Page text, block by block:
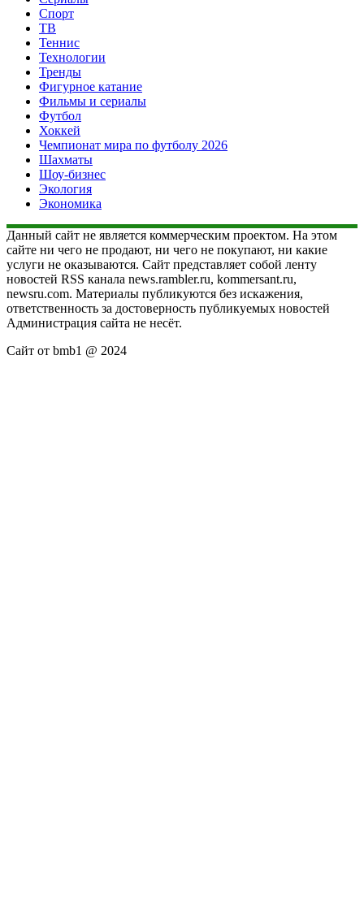
Спорт
ТВ
Теннис
Технологии
Тренды
Фигурное катание
Фильмы и сериалы
Футбол
Хоккей
Чемпионат мира по футболу 2026
Шахматы
Шоу-бизнес
Экология
Экономика
Данный сайт не является коммерческим проектом. На этом
сайте ни чего не продают, ни чего не покупают, ни какие
услуги не оказываются. Сайт представляет собой ленту
новостей RSS канала news.rambler.ru, kommersant.ru,
newsru.com. Материалы публикуются без искажения,
ответственность за достоверность публикуемых новостей
Администрация сайта не несёт.
Сайт от bmb1 @ 2024